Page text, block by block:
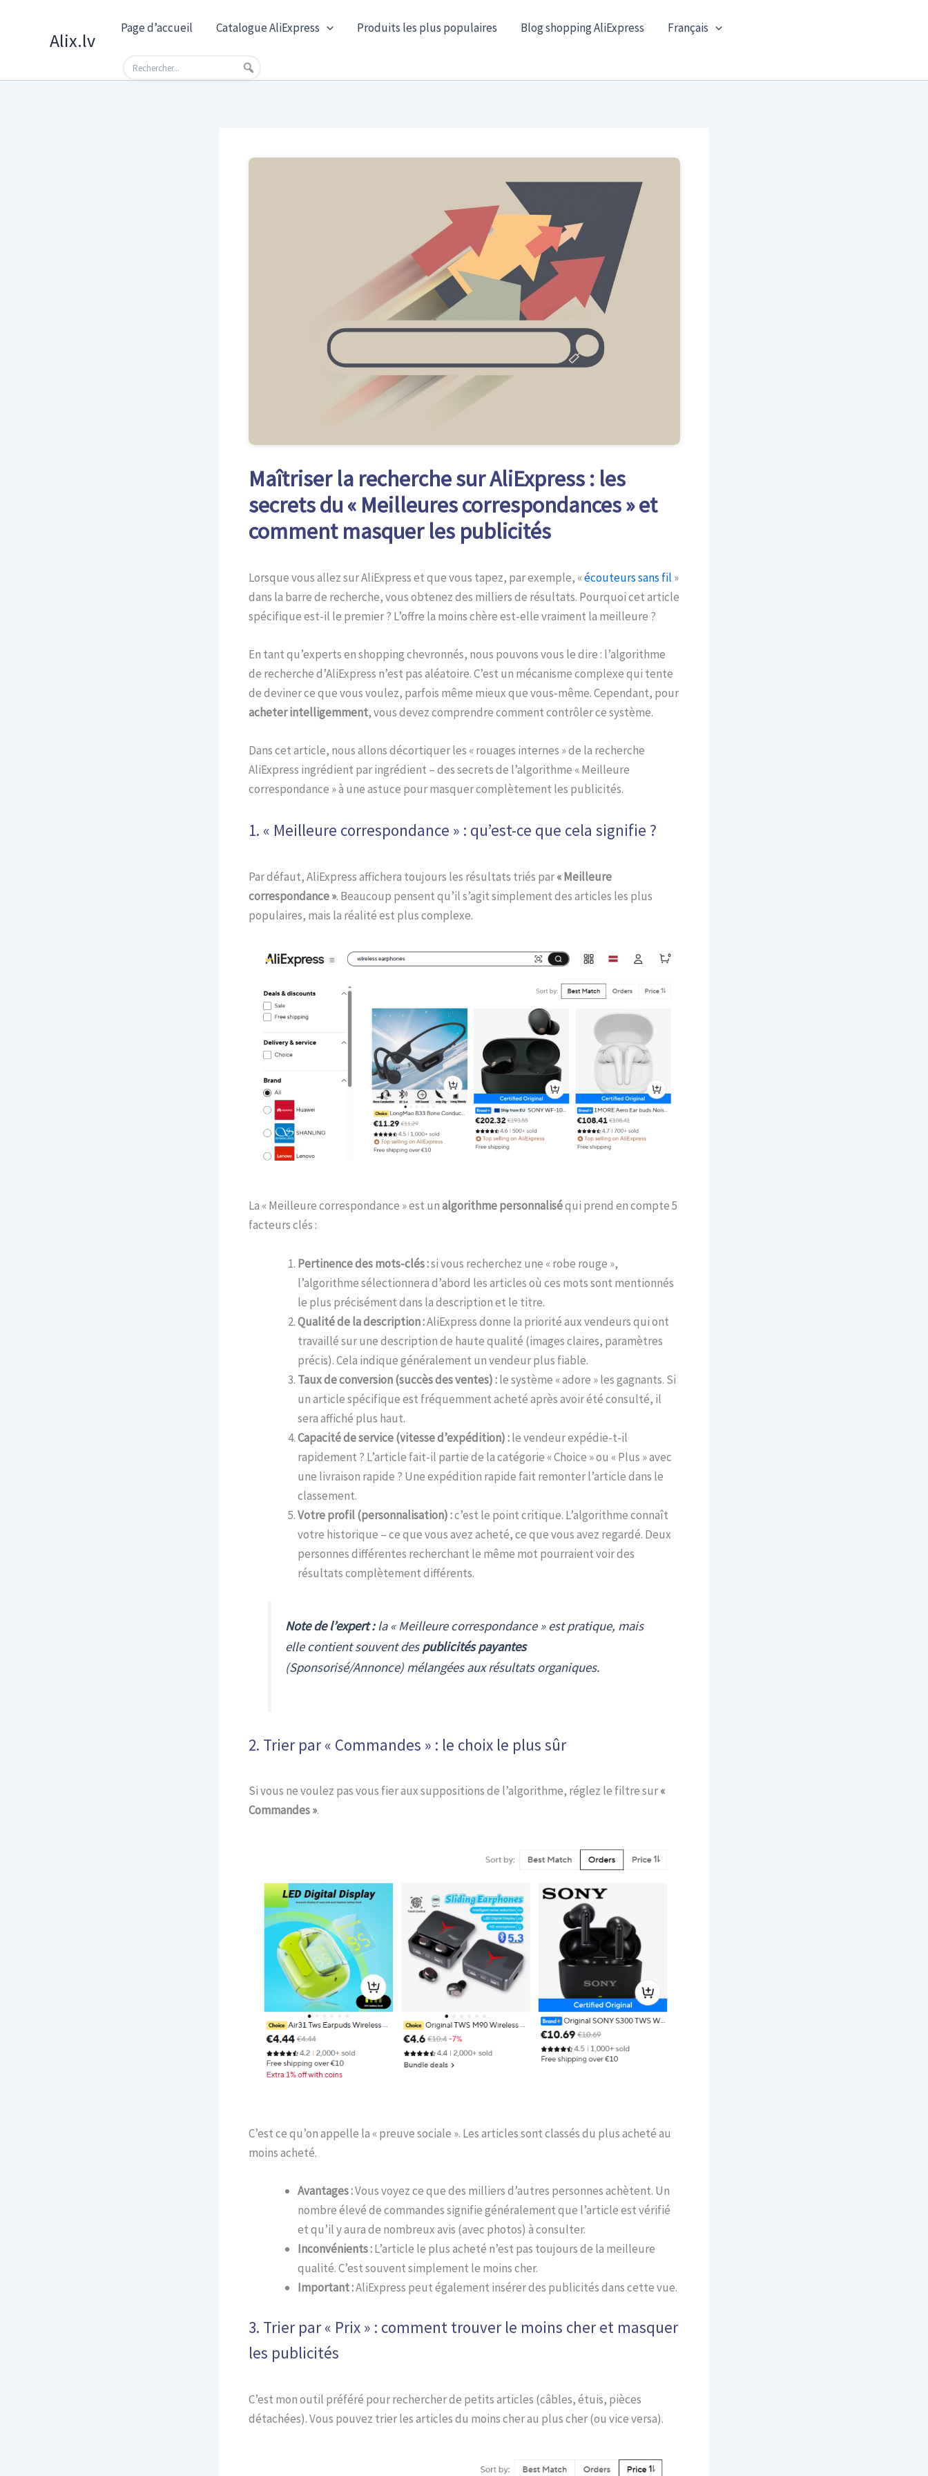
Alix.lv
Page d’accueil Catalogue AliExpress Produits les plus populaires Blog shopping AliExpress Français
Maîtriser la recherche sur AliExpress : les
secrets du « Meilleures correspondances » et
comment masquer les publicités
Lorsque vous allez sur AliExpress et que vous tapez, par exemple, «écouteurs sans fil »
dans la barre de recherche, vous obtenez des milliers de résultats. Pourquoi cet article
spécifique est-il le premier ? L’offre la moins chère est-elle vraiment la meilleure ?
En tant qu’experts en shopping chevronnés, nous pouvons vous le dire : l’algorithme
de recherche d’AliExpress n’est pas aléatoire. C’est un mécanisme complexe qui tente
de deviner ce que vous voulez, parfois même mieux que vous-même. Cependant, pour
acheter intelligemment, vous devez comprendre comment contrôler ce système.
Dans cet article, nous allons décortiquer les « rouages internes » de la recherche
AliExpress ingrédient par ingrédient – des secrets de l’algorithme « Meilleure
correspondance » à une astuce pour masquer complètement les publicités.
1. « Meilleure correspondance » : qu’est-ce que cela signifie ?
Par défaut, AliExpress affichera toujours les résultats triés par« Meilleure
correspondance ». Beaucoup pensent qu’il s’agit simplement des articles les plus
populaires, mais la réalité est plus complexe.
La « Meilleure correspondance » est unalgorithme personnaliséqui prend en compte 5
facteurs clés :
Pertinence des mots-clés :si vous recherchez une « robe rouge »,
l’algorithme sélectionnera d’abord les articles où ces mots sont mentionnés
le plus précisément dans la description et le titre.
Qualité de la description :AliExpress donne la priorité aux vendeurs qui ont
travaillé sur une description de haute qualité (images claires, paramètres
précis). Cela indique généralement un vendeur plus fiable.
Taux de conversion (succès des ventes) :le système « adore » les gagnants. Si
un article spécifique est fréquemment acheté après avoir été consulté, il
sera affiché plus haut.
Capacité de service (vitesse d’expédition) :le vendeur expédie-t-il
rapidement ? L’article fait-il partie de la catégorie « Choice » ou « Plus » avec
une livraison rapide ? Une expédition rapide fait remonter l’article dans le
classement.
Votre profil (personnalisation) :c’est le point critique. L’algorithme connaît
votre historique – ce que vous avez acheté, ce que vous avez regardé. Deux
personnes différentes recherchant le même mot pourraient voir des
résultats complètement différents.
Note de l’expert :la « Meilleure correspondance » est pratique, mais
elle contient souvent despublicités payantes
(Sponsorisé/Annonce) mélangées aux résultats organiques.
2. Trier par « Commandes » : le choix le plus sûr
Si vous ne voulez pas vous fier aux suppositions de l’algorithme, réglez le filtre sur«
Commandes ».
C’est ce qu’on appelle la « preuve sociale ». Les articles sont classés du plus acheté au
moins acheté.
Avantages :Vous voyez ce que des milliers d’autres personnes achètent. Un
nombre élevé de commandes signifie généralement que l’article est vérifié
et qu’il y aura de nombreux avis (avec photos) à consulter.
Inconvénients :L’article le plus acheté n’est pas toujours de la meilleure
qualité. C’est souvent simplement le moins cher.
Important :AliExpress peut également insérer des publicités dans cette vue.
3. Trier par « Prix » : comment trouver le moins cher et masquer
les publicités
C’est mon outil préféré pour rechercher de petits articles (câbles, étuis, pièces
détachées). Vous pouvez trier les articles du moins cher au plus cher (ou vice versa).